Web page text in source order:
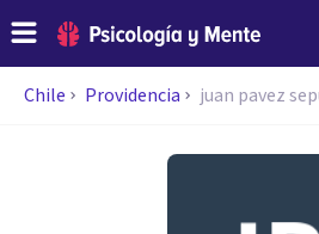
Chile Providencia juan pavez